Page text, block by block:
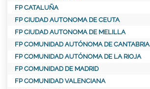
FP CATALUÑA
FP CIUDAD AUTONOMA DE CEUTA
FP CIUDAD AUTONOMA DE MELILLA
FP COMUNIDAD AUTÓNOMA DE CANTABRIA
FP COMUNIDAD AUTÓNOMA DE LA RIOJA
FP COMUNIDAD DE MADRID
FP COMUNIDAD VALENCIANA